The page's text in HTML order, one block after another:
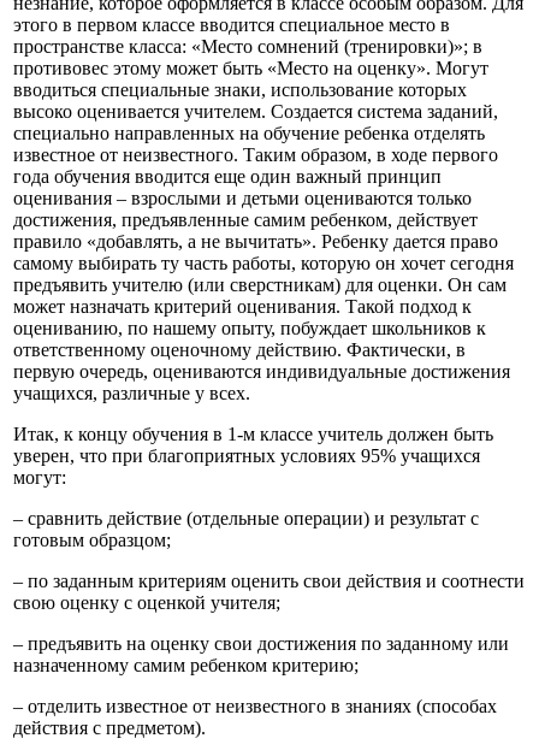
этого в первом классе вводится специальное место в
пространстве класса: «Место сомнений (тренировки)»; в
противовес этому может быть «Место на оценку». Могут
вводиться специальные знаки, использование которых
высоко оценивается учителем. Создается система заданий,
специально направленных на обучение ребенка отделять
известное от неизвестного. Таким образом, в ходе первого
года обучения вводится еще один важный принцип
оценивания – взрослыми и детьми оцениваются только
достижения, предъявленные самим ребенком, действует
правило «добавлять, а не вычитать». Ребенку дается право
самому выбирать ту часть работы, которую он хочет сегодня
предъявить учителю (или сверстникам) для оценки. Он сам
может назначать критерий оценивания. Такой подход к
оцениванию, по нашему опыту, побуждает школьников к
ответственному оценочному действию. Фактически, в
первую очередь, оцениваются индивидуальные достижения
учащихся, различные у всех.
Итак, к концу обучения в 1-м классе учитель должен быть
уверен, что при благоприятных условиях 95% учащихся
могут:
– сравнить действие (отдельные операции) и результат с
готовым образцом;
– по заданным критериям оценить свои действия и соотнести
свою оценку с оценкой учителя;
– предъявить на оценку свои достижения по заданному или
назначенному самим ребенком критерию;
– отделить известное от неизвестного в знаниях (способах
действия с предметом).